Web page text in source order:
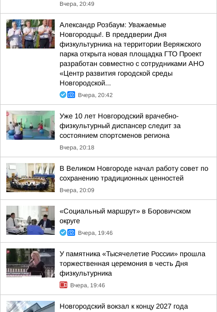
Вчера, 20:49
Александр Розбаум: Уважаемые
Новгородцы!. В преддверии Дня
физкультурника на территории Веряжского
парка открыта новая площадка ГТО Проект
разработан совместно с сотрудниками АНО
«Центр развития городской среды
Новгородской...
Вчера, 20:42
Уже 10 лет Новгородский врачебно-
физкультурный диспансер следит за
состоянием спортсменов региона
Вчера, 20:18
В Великом Новгороде начал работу совет по
сохранению традиционных ценностей
Вчера, 20:09
«Социальный маршрут» в Боровичском
округе
Вчера, 19:46
У памятника «Тысячелетие России» прошла
торжественная церемония в честь Дня
физкультурника
Вчера, 19:46
Новгородский вокзал к концу 2027 года